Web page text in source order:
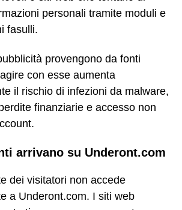
personali tramite moduli e
fasulli.
provengono da fonti
con esse aumenta
il rischio di infezioni da malware,
finanziarie e accesso non
arrivano su Underont.com
dei visitatori non accede
a Underont.com. I siti web